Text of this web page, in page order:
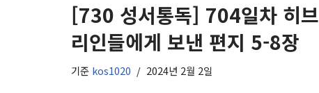
[730 성서통독] 704일차 히브
리인들에게 보낸 편지 5-8장
기준 kos1020 2024년 2월 2일